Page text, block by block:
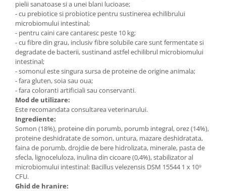
pielii sanatoase si a unei blani lucioase;
- cu prebiotice si probiotice pentru sustinerea echilibrului
microbiomului intestinal;
- pentru caini care cantaresc peste 10 kg;
- cu fibre din grau, inclusiv fibre solubile care sunt fermentate si
degradate de bacterii, sustinand astfel echilibrul microbiomului
intestinal;
- somonul este singura sursa de proteine de origine animala;
- fara gluten, soia sau oua;
- fara coloranti artificiali sau conservanti.
Mod de utilizare:
Este recomandata consultarea veterinarului.
Ingrediente:
Somon (18%), proteine din porumb, porumb integral, orez (14%),
proteine deshidratate de somon, untura, mazare deshidratata,
faina de porumb, drojdie de bere hidrolizata, minerale, pasta de
sfecla, lignoceluloza, inulina din cicoare (0,4%), stabilizator al
microbiomului intestinal: Bacillus velezensis DSM 15544 1 x 10⁹
CFU.
Ghid de hranire: